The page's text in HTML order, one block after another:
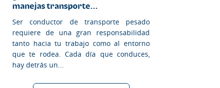
manejas transporte...
Ser conductor de transporte pesado
requiere de una gran responsabilidad
tanto hacia tu trabajo como al entorno
que te rodea. Cada día que conduces,
hay detrás un...